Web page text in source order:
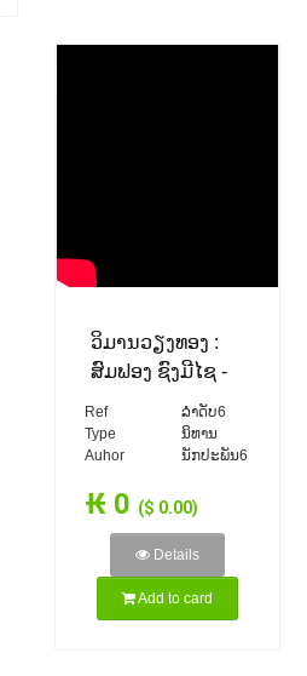
ວິມານວຽງທອງ :
ສົມຟອງ ຊົງມີໄຊ -
XONGMIXAY
(VO) ເພັງລາວ ເພງ
tuto
Ref
ລຳດັບ6
Type
ນິທານ
Auhor
ນັກປະພັນ6
₭ 0 ($ 0.00)
Details
Add to card